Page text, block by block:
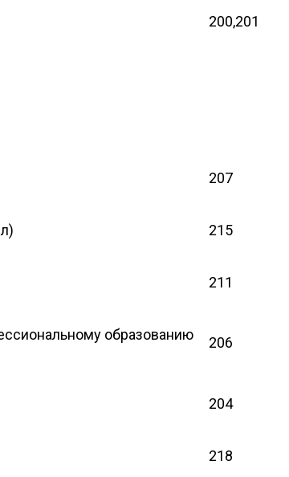
200,201
207
215
211
образованию
206
204
218